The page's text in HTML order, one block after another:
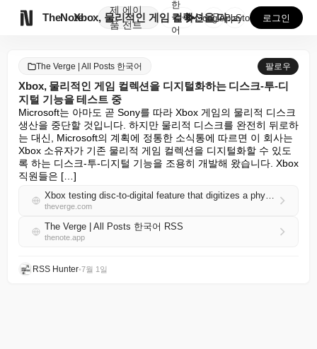
TheNote
제
품
에이
전트
Xbox, 물리적인 게임 컬렉션을 디지털화하는 디스크-...
한
국
어
GooglePlay
AppStore 로그인
The Verge | All Posts 한국어 팔로우
Xbox, 물리적인 게임 컬렉션을 디지털화하는 디스크-투-디
지털 기능을 테스트 중
Microsoft는 아마도 곧 Sony를 따라 Xbox 게임의 물리적 디스크
생산을 중단할 것입니다. 하지만 물리적 디스크를 완전히 뒤로하
는 대신, Microsoft의 계획에 정통한 소식통에 따르면 이 회사는
Xbox 소유자가 기존 물리적 게임 컬렉션을 디지털화할 수 있도
록 하는 디스크-투-디지털 기능을 조용히 개발해 왔습니다. Xbox
직원들은 […]
Xbox testing disc-to-digital feature that digitizes a physical game collection
theverge.com
The Verge | All Posts 한국어 RSS
thenote.app
RSS Hunter•7월 1일